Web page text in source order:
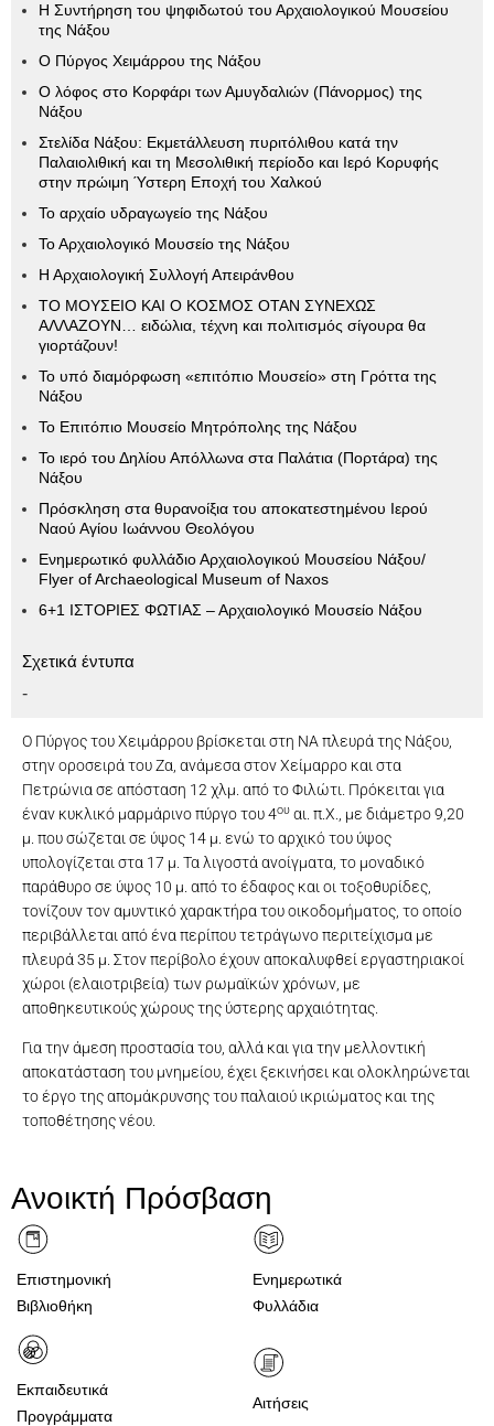
Ο Πύργος του Χειμάρρου βρίσκεται στη ΝΑ πλευρά της Νάξου,
στην οροσειρά του Ζα, ανάμεσα στον Χείμαρρο και στα
Πετρώνια σε απόσταση 12 χλμ. από το Φιλώτι. Πρόκειται για
έναν κυκλικό μαρμάρινο πύργο του 4ου αι. π.Χ., με διάμετρο 9,20
μ. που σώζεται σε ύψος 14 μ. ενώ το αρχικό του ύψος
υπολογίζεται στα 17 μ. Τα λιγοστά ανοίγματα, το μοναδικό
παράθυρο σε ύψος 10 μ. από το έδαφος και οι τοξοθυρίδες,
τονίζουν τον αμυντικό χαρακτήρα του οικοδομήματος, το οποίο
περιβάλλεται από ένα περίπου τετράγωνο περιτείχισμα με
πλευρά 35 μ. Στον περίβολο έχουν αποκαλυφθεί εργαστηριακοί
χώροι (ελαιοτριβεία) των ρωμαϊκών χρόνων, με
αποθηκευτικούς χώρους της ύστερης αρχαιότητας.
Για την άμεση προστασία του, αλλά και για την μελλοντική
αποκατάσταση του μνημείου, έχει ξεκινήσει και ολοκληρώνεται
το έργο της απομάκρυνσης του παλαιού ικριώματος και της
τοποθέτησης νέου.
Η Συντήρηση του ψηφιδωτού του Αρχαιολογικού Μουσείου
της Νάξου
Ο Πύργος Χειμάρρου της Νάξου
Ο λόφος στο Κορφάρι των Αμυγδαλιών (Πάνορμος) της
Νάξου
Στελίδα Νάξου: Εκμετάλλευση πυριτόλιθου κατά την
Παλαιολιθική και τη Μεσολιθική περίοδο και Ιερό Κορυφής
στην πρώιμη Ύστερη Εποχή του Χαλκού
Το αρχαίο υδραγωγείο της Νάξου
Το Αρχαιολογικό Μουσείο της Νάξου
Η Αρχαιολογική Συλλογή Απειράνθου
ΤΟ ΜΟΥΣΕΙΟ ΚΑΙ Ο ΚΟΣΜΟΣ ΟΤΑΝ ΣΥΝΕΧΩΣ
ΑΛΛΑΖΟΥΝ… ειδώλια, τέχνη και πολιτισμός σίγουρα θα
γιορτάζουν!
Το υπό διαμόρφωση «επιτόπιο Μουσείο» στη Γρόττα της
Νάξου
Το Επιτόπιο Μουσείο Μητρόπολης της Νάξου
Το ιερό του Δηλίου Απόλλωνα στα Παλάτια (Πορτάρα) της
Νάξου
Πρόσκληση στα θυρανοίξια του αποκατεστημένου Ιερού
Ναού Αγίου Ιωάννου Θεολόγου
Ενημερωτικό φυλλάδιο Αρχαιολογικού Μουσείου Νάξου/
Flyer of Archaeological Museum of Naxos
6+1 ΙΣΤΟΡΙΕΣ ΦΩΤΙΑΣ – Αρχαιολογικό Μουσείο Νάξου
Σχετικά έντυπα
-
Ανοικτή Πρόσβαση
Επιστημονική
Βιβλιοθήκη
Ενημερωτικά
Φυλλάδια
Εκπαιδευτικά
Προγράμματα
Αιτήσεις